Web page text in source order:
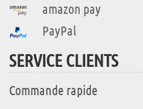
amazon pay
PayPal
SERVICE CLIENTS
Commande rapide